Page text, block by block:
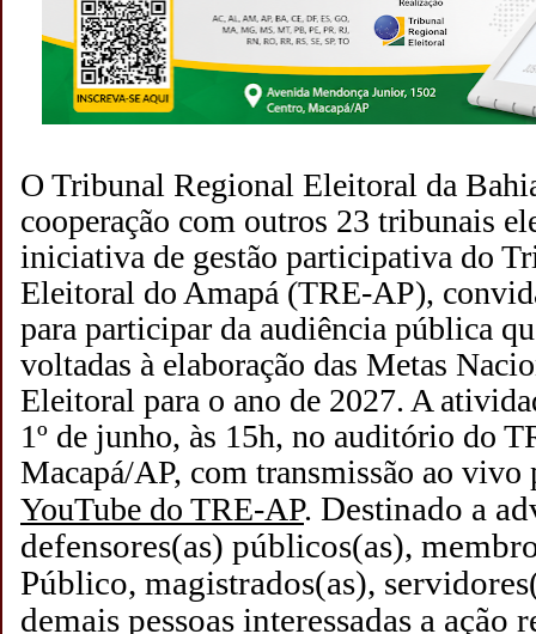
O Tribunal Regional Eleitoral da
cooperação com outros 23 tribunais
iniciativa de gestão participativa do
Eleitoral do Amapá (TRE-AP),
para participar da audiência pública
voltadas à elaboração das Metas
Eleitoral para o ano de 2027. A
1º de junho, às 15h, no auditório do
Macapá/AP, com transmissão ao vivo
YouTube do TRE-AP. Destinado a
defensores(as) públicos(as),
Público, magistrados(as),
demais pessoas interessadas a ação